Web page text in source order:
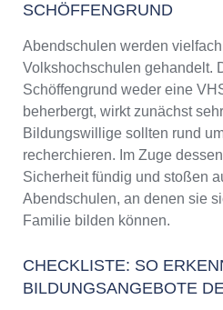
SCHÖFFENGRUND
Abendschulen werden
Volkshochschulen gehandelt.
Schöffengrund weder eine
beherbergt, wirkt zunächst
Bildungswillige sollten rund
recherchieren. Im Zuge
Sicherheit fündig und stoßen
Abendschulen, an denen sie
Familie bilden können.
CHECKLISTE: SO
BILDUNGSANGEBOTE